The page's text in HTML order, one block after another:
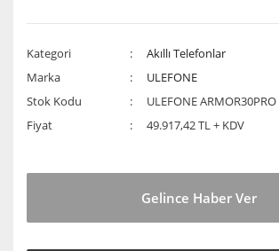
Kategori
Akıllı Telefonlar
Marka
ULEFONE
Stok Kodu
ULEFONE ARMOR30PRO
Fiyat
49.917,42 TL + KDV
Gelince Haber Ver